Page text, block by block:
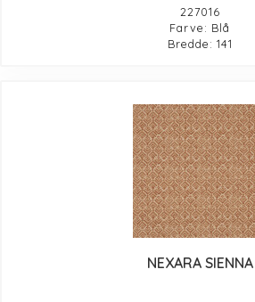
227016
Farve: Blå
Bredde: 141
NEXARA SIENNA